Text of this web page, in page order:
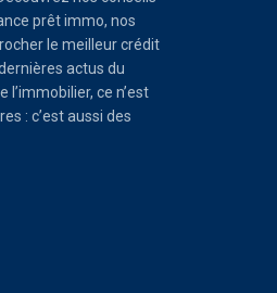
prêt immo, nos
le meilleur crédit
actus du
l’immobilier, ce n’est
: c’est aussi des